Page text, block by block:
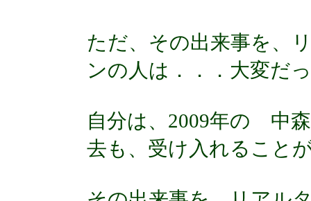
ただ、その出来事を、
ンの人は．．．大変だ
自分は、2009年の 中
去も、受け入れること